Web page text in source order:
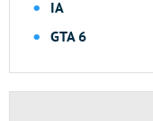
IA
GTA 6